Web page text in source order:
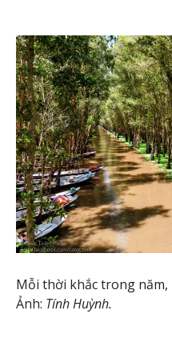
Mỗi thời khắc trong năm,
Ảnh: Tính Huỳnh.